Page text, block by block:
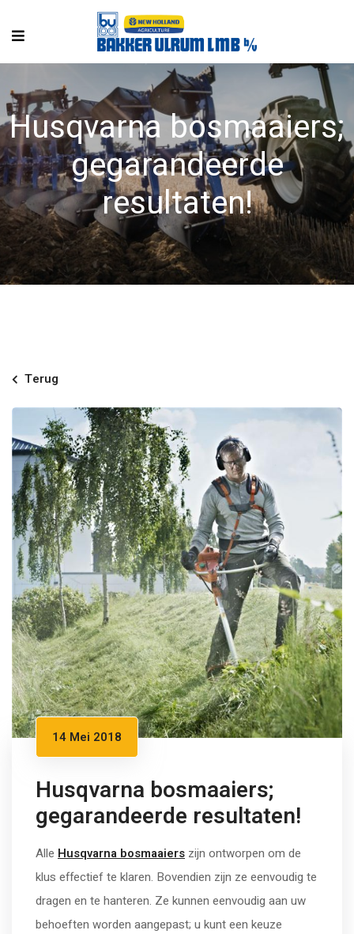
Husqvarna bosmaaiers;
gegarandeerde
resultaten!
Terug
14 Mei 2018
Husqvarna bosmaaiers;
gegarandeerde resultaten!
Alle Husqvarna bosmaaiers zijn ontworpen om de
klus effectief te klaren. Bovendien zijn ze eenvoudig te
dragen en te hanteren. Ze kunnen eenvoudig aan uw
behoeften worden aangepast; u kunt een keuze